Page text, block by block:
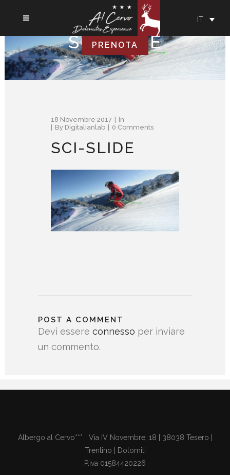
IT
SCI-SLIDE
18 Novembre 2017
In
By Digitalianlab 0 Comments
SCI-SLIDE
POST A COMMENT
Devi essere connesso per inviare
un commento.
Albergo al Cervo*** Via IV Novembre, 18 | 38038 Tesero |
Trentino | Dolomiti
P.iva 01584420226
PRENOTA